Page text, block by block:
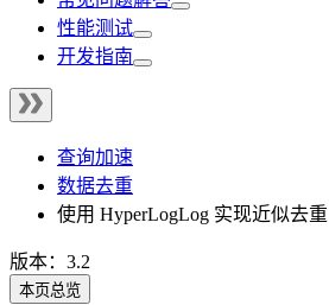
性能测试
开发指南
查询加速
数据去重
使用 HyperLogLog 实现近似去重
版本：3.2
本页总览